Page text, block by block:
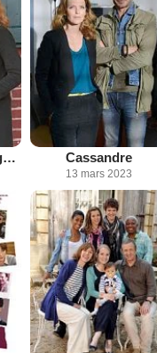
Alice Nevers, le juge est une femme Cassandre
13 mars 2023